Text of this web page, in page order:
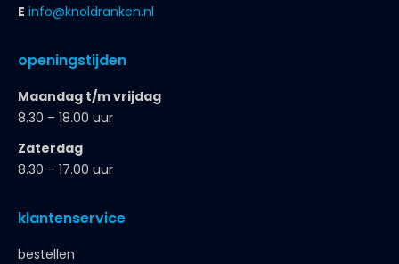
E info@knoldranken.nl
openingstijden
Maandag t/m vrijdag
8.30 – 18.00 uur
Zaterdag
8.30 – 17.00 uur
klantenservice
bestellen